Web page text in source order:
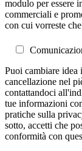
modulo per essere
commerciali e
con cui vorreste
Puoi cambiare
cancellazione nel
contattandoci
tue informazioni
pratiche sulla
sotto, accetti che
conformità con